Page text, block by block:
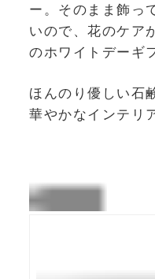
ー。そのまま飾っ
いので、花のケア
のホワイトデーギ
ほんのり優しい石
華やかなインテリ